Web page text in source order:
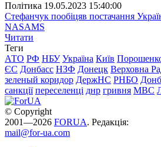
Полiтика 19.05.2023 15:40:00
Стефанчук пообіцяв постачання
NASAMS
Читати
Теги
АТО РФ НБУ Україна Київ
ЄС Донбасс НЗФ Донецк Верховна
зеленый коридор ДержНС РНБО
санкції переселенці днр гривня МВС
© Copyright
2001—2026 FORUA. Редакція:
mail@for-ua.com